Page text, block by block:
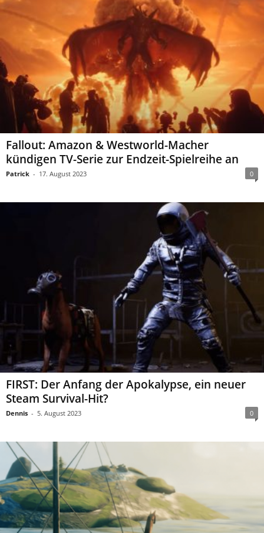
Fallout: Amazon & Westworld-Macher
kündigen TV-Serie zur Endzeit-Spielreihe an
Patrick - 17. August 2023 0
FIRST: Der Anfang der Apokalypse, ein neuer
Steam Survival-Hit?
Dennis - 5. August 2023 0